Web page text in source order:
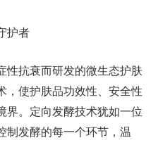
护者
性抗衰而研发的微生态护肤
，使护肤品功效性、安全性
界。定向发酵技术犹如一位
制发酵的每一个环节，温